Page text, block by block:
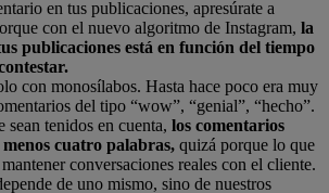
en tus publicaciones, apresúrate a
con el nuevo algoritmo de Instagram, la
publicaciones está en función del tiempo
con monosílabos. Hasta hace poco era muy
del tipo “wow”, “genial”, “hecho”.
sean tenidos en cuenta, los comentarios
cuatro palabras, quizá porque lo que
conversaciones reales con el cliente.
de uno mismo, sino de nuestros